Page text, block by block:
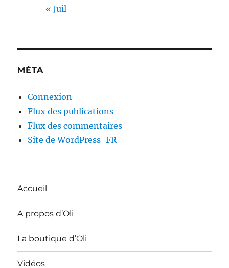
« Juil
MÉTA
Connexion
Flux des publications
Flux des commentaires
Site de WordPress-FR
Accueil
A propos d’Oli
La boutique d’Oli
Vidéos